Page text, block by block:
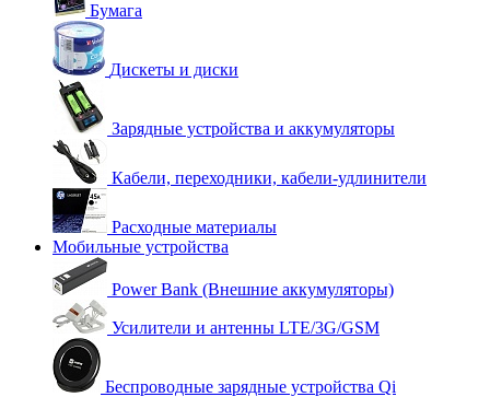
Бумага
Дискеты и диски
Зарядные устройства и аккумуляторы
Кабели, переходники, кабели-удлинители
Расходные материалы
Мобильные устройства
Power Bank (Внешние аккумуляторы)
Усилители и антенны LTE/3G/GSM
Беспроводные зарядные устройства Qi